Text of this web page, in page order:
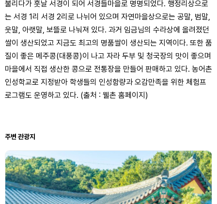
불리다가 훗날 서경이 되어 서경들마을로 명명되었다. 행정리상으로
는 서경 1리 서경 2리로 나뉘어 있으며 자연마을상으로는 공말, 범말,
웃말, 아랫말, 보뜰로 나눠져 있다. 과거 임금님의 수라상에 올려졌던
쌀이 생산되었고 지금도 최고의 명품쌀이 생산되는 지역이다. 또한 품
질이 좋은 메주콩(대풍콩)이 나고 자라 두부 및 청국장의 맛이 좋으며
마을에서 직접 생산한 콩으로 전통장을 만들어 판매하고 있다. 농어촌
인성학교로 지정받아 학생들의 인성함량과 오감만족을 위한 체험프
로그램도 운영하고 있다. (출처 : 웰촌 홈페이지)
주변 관광지